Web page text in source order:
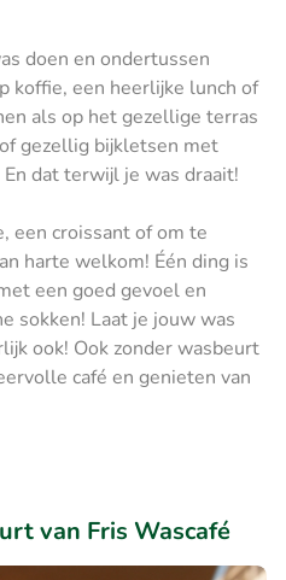
doen en ondertussen
koffie, een heerlijke lunch of
als op het gezellige terras
gezellig bijkletsen met
dat terwijl je was draait!
een croissant of om te
harte welkom! Één ding is
een goed gevoel en
sokken! Laat je jouw was
ook! Ook zonder wasbeurt
café en genieten van
van Fris Wascafé